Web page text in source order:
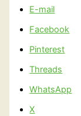
E-mail
Facebook
Pinterest
Threads
WhatsApp
X